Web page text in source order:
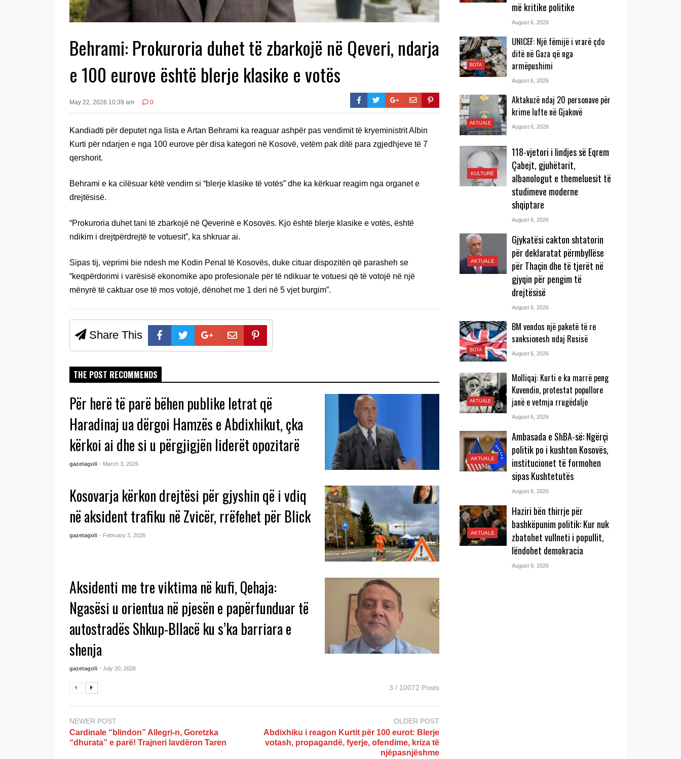
Behrami: Prokuroria duhet të zbarkojë në Qeveri, ndarja
e 100 eurove është blerje klasike e votës
May 22, 2026 10:39 am 0
Kandiadti për deputet nga lista e Artan Behrami ka reaguar ashpër pas vendimit të kryeministrit Albin
Kurti për ndarjen e nga 100 eurove për disa kategori në Kosovë, vetëm pak ditë para zgjedhjeve të 7
qershorit.
Behrami e ka cilësuar këtë vendim si “blerje klasike të votës” dhe ka kërkuar reagim nga organet e
drejtësisë.
“Prokuroria duhet tani të zbarkojë në Qeverinë e Kosovës. Kjo është blerje klasike e votës, është
ndikim i drejtpërdrejtë te votuesit”, ka shkruar ai.
Sipas tij, veprimi bie ndesh me Kodin Penal të Kosovës, duke cituar dispozitën që parasheh se
“keqpërdorimi i varësisë ekonomike apo profesionale për të ndikuar te votuesi që të votojë në një
mënyrë të caktuar ose të mos votojë, dënohet me 1 deri në 5 vjet burgim”.
Share This
THE POST RECOMMENDS
Për herë të parë bëhen publike letrat që
Haradinaj ua dërgoi Hamzës e Abdixhikut, çka
kërkoi ai dhe si u përgjigjën liderët opozitarë
gazetagoli - March 3, 2026
Kosovarja kërkon drejtësi për gjyshin që i vdiq
në aksident trafiku në Zvicër, rrëfehet për Blick
gazetagoli - February 3, 2026
Aksidenti me tre viktima në kufi, Qehaja:
Ngasësi u orientua në pjesën e papërfunduar të
autostradës Shkup-Bllacë ku s’ka barriara e
shenja
gazetagoli - July 20, 2026
3 / 10072 Posts
NEWER POST
Cardinale “blindon” Allegri-n, Goretzka
“dhurata” e parë! Trajneri lavdëron Taren
OLDER POST
Abdixhiku i reagon Kurtit për 100 eurot: Blerje
votash, propagandë, fyerje, ofendime, kriza të
njëpasnjëshme
më kritike politike
August 6, 2026
BOTA
UNICEF: Një fëmijë i vrarë çdo
ditë në Gaza që nga
armëpushimi
August 6, 2026
AKTUALE
Aktakuzë ndaj 20 personave për
krime lufte në Gjakovë
August 6, 2026
KULTURË
118-vjetori i lindjes së Eqrem
Çabejt, gjuhëtarit,
albanologut e themeluesit të
studimeve moderne
shqiptare
August 6, 2026
AKTUALE
Gjykatësi cakton shtatorin
për deklaratat përmbyllëse
për Thaçin dhe të tjerët në
gjyqin për pengim të
drejtësisë
August 6, 2026
BOTA
BM vendos një paketë të re
sanksionesh ndaj Rusisë
August 6, 2026
AKTUALE
Molliqaj: Kurti e ka marrë peng
Kuvendin, protestat popullore
janë e vetmja rrugëdalje
August 6, 2026
AKTUALE
Ambasada e ShBA-së: Ngërçi
politik po i kushton Kosovës,
institucionet të formohen
sipas Kushtetutës
August 6, 2026
AKTUALE
Haziri bën thirrje për
bashkëpunim politik: Kur nuk
zbatohet vullneti i popullit,
lëndohet demokracia
August 6, 2026